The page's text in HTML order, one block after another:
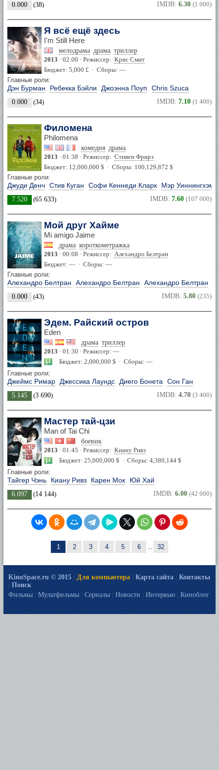
0.000 (38) IMDB: 6.30 (1 000)
Я всё ещё здесь
I'm Still Here
мелодрама драма триллер
2013 · 02:00 · Режиссер: Крис Смит
Бюджет: 5,000 £ · Сборы: —
Главные роли:
Дэн Бурман Ребекка Бэйли Джоэнна Поуп Chris Szuca
0.000 (34) IMDB: 7.10 (1 400)
Филомена
Philomena
комедия драма
2013 · 01:38 · Режиссер: Стивен Фрирз
Бюджет: 12,000,000 $ · Сборы: 100,129,872 $
Главные роли:
Джуди Денч Стив Куган Софи Кеннеди Кларк Мэр Уиннингхэм
7.520 (65 633) IMDB: 7.60 (107 000)
Мой друг Хайме
Mi amigo Jaime
драма короткометражка
2013 · 00:08 · Режиссер: Алехандро Белтран
Бюджет: — · Сборы: —
Главные роли:
Алехандро Белтран Алехандро Белтран Алехандро Белтран
0.000 (43) IMDB: 5.80 (235)
Эдем. Райский остров
Eden
драма триллер
2013 · 01:30 · Режиссер: —
Бюджет: 2,000,000 $ · Сборы: —
Главные роли:
Джеймс Римар Джессика Лаундс Диего Бонета Сон Ган
5.145 (3 690) IMDB: 4.70 (3 400)
Мастер тай-цзи
Man of Tai Chi
боевик
2013 · 01:45 · Режиссер: Киану Ривз
Бюджет: 25,000,000 $ · Сборы: 4,380,144 $
Главные роли:
Тайгер Чэнь Киану Ривз Карен Мок Юй Хай
6.097 (14 144) IMDB: 6.00 (42 000)
1 2 3 4 5 6 ... 32
KinoSpace.ru © 2015 Для компьютера Карта сайта
Контакты
Поиск
Фильмы
Мультфильмы Сериалы Новости Интервью Киноблог